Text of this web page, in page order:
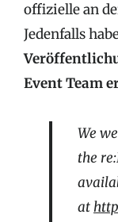
offizielle an
Jedenfalls
Event Team
We
the
at